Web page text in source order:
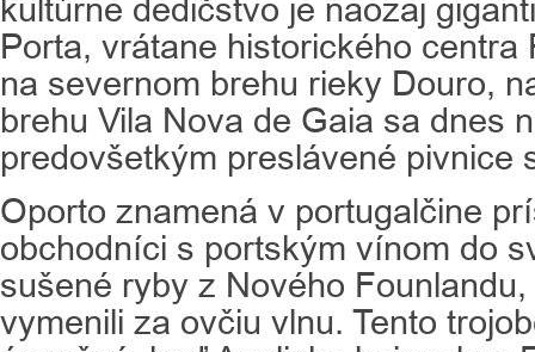
kultúrne dedičstvo je naozaj
Porta, vrátane historického centra
na severnom brehu rieky Douro,
brehu Vila Nova de Gaia sa dnes
predovšetkým preslávené pivnice
Oporto znamená v portugalčine
obchodníci s portským vínom do
sušené ryby z Nového
vymenili za ovčiu vlnu. Tento